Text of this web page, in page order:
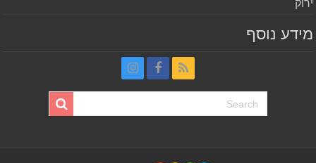
נוסף